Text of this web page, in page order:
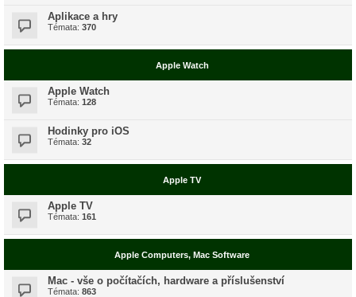
Aplikace a hry
Témata: 370
Apple Watch
Apple Watch
Témata: 128
Hodinky pro iOS
Témata: 32
Apple TV
Apple TV
Témata: 161
Apple Computers, Mac Software
Mac - vše o počítačích, hardware a příslušenství
Témata: 863